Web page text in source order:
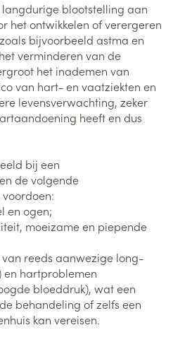
blootstelling aan
het ontwikkelen of verergeren
bijvoorbeeld astma en
verminderen van de
het inademen van
van hart- en vaatziekten en
levensverwachting, zeker
heeft en dus
bij een
de volgende
en ogen;
moeizame en piepende
reeds aanwezige long-
en hartproblemen
bloeddruk), wat een
behandeling of zelfs een
kan vereisen.